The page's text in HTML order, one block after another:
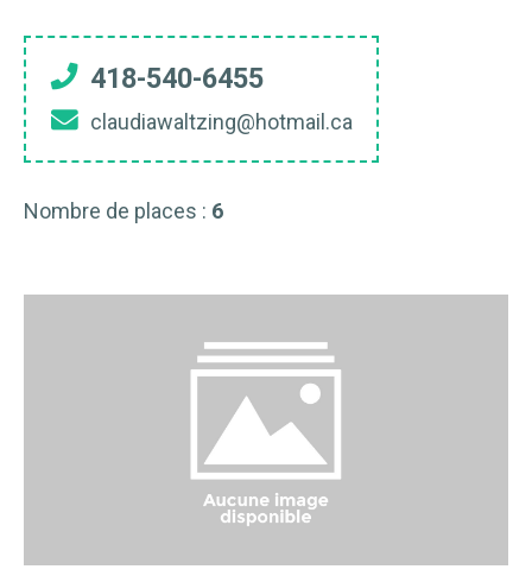
418-540-6455
claudiawaltzing@hotmail.ca
Nombre de places : 6